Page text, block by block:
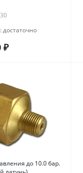
достаточно
₽
до 10.0 бар.